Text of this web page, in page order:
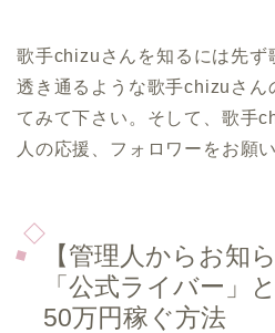
歌手chizuさんを知るには先ず
透き通るような歌手chizuさん
てみて下さい。そして、歌手
人の応援、フォロワーをお願
【管理人からお知
「公式ライバー」
50万円稼ぐ方法